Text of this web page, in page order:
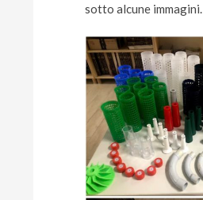
sotto alcune immagini.